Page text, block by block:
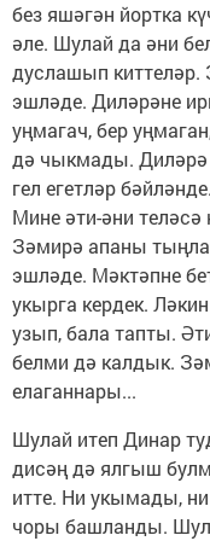
без яшәгән йортка
әле. Шулай да әни
дуслашып киттеләр.
эшләде. Диләрәне
уңмагач, бер
дә чыкмады. Диләрә
гел егетләр
Мине әти-әни
Зәмирә апаны
эшләде. Мәктәпне
укырга кердек.
узып, бала тапты.
белми дә калдык.
елаганнары...
Шулай итеп Динар
дисәң дә ялгыш
итте. Ни укымады,
чоры башланды. Шул